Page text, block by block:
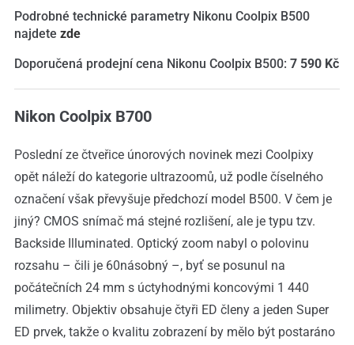
Podrobné technické parametry Nikonu Coolpix B500
najdete zde
Doporučená prodejní cena Nikonu Coolpix B500: 7 590 Kč
Nikon Coolpix B700
Poslední ze čtveřice únorových novinek mezi Coolpixy
opět náleží do kategorie ultrazoomů, už podle číselného
označení však převyšuje předchozí model B500. V čem je
jiný? CMOS snímač má stejné rozlišení, ale je typu tzv.
Backside Illuminated. Optický zoom nabyl o polovinu
rozsahu – čili je 60násobný –, byť se posunul na
počátečních 24 mm s úctyhodnými koncovými 1 440
milimetry. Objektiv obsahuje čtyři ED členy a jeden Super
ED prvek, takže o kvalitu zobrazení by mělo být postaráno